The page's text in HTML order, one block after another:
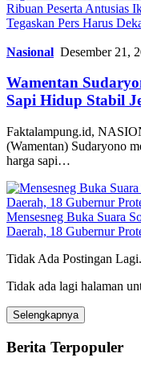
Ribuan Peserta Antusias
Tegaskan Pers Harus
Nasional Desember 21,
Wamentan
Sapi Hidup Stabil
Faktalampung.id,
(Wamentan) Sudaryono
harga sapi…
Mensesneg Buka Suara
Daerah, 18 Gubernur
Tidak Ada Postingan Lagi.
Tidak ada lagi halaman
Selengkapnya
Berita Terpopuler